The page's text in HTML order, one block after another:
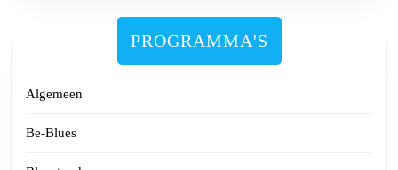
PROGRAMMA'S
Algemeen
Be-Blues